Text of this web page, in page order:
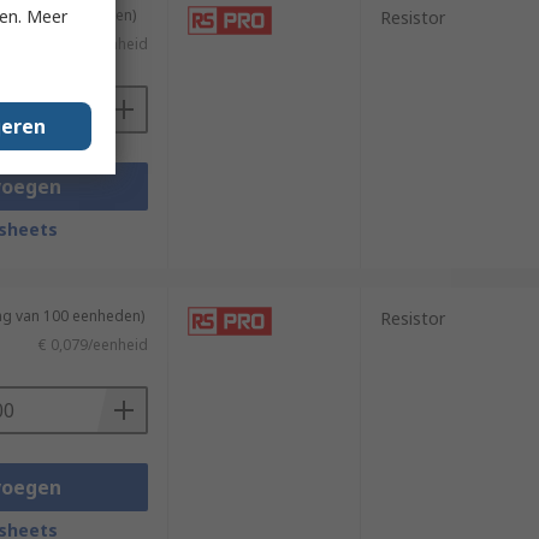
van 10 eenheden)
€ 0,169/eenheid
Resistor
van 100 eenheden)
€ 0,079/eenheid
Resistor
Meer